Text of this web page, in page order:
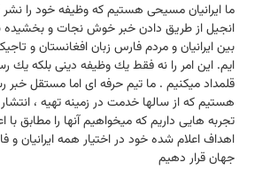
ما ایرانیان مسیحی هستیم كه وظیفه خود را
انجیل از طریق دادن خبر خوش نجات و بخشیده
بین ایرانیان و مردم فارس زبان افغانستان و
ایم. این امر را نه فقط یك وظیفه دینی بلكه یك
قلمداد میكنیم . ما تیم حرفه ای اما مستقل
هستیم كه از سالها خدمت در زمینه تهیه ،
تجربه هایی داریم كه میخواهیم آنها را مطابق با
اهداف اعلام شده خود در اختیار همه ایرانیان و
جهان قرار دهیم